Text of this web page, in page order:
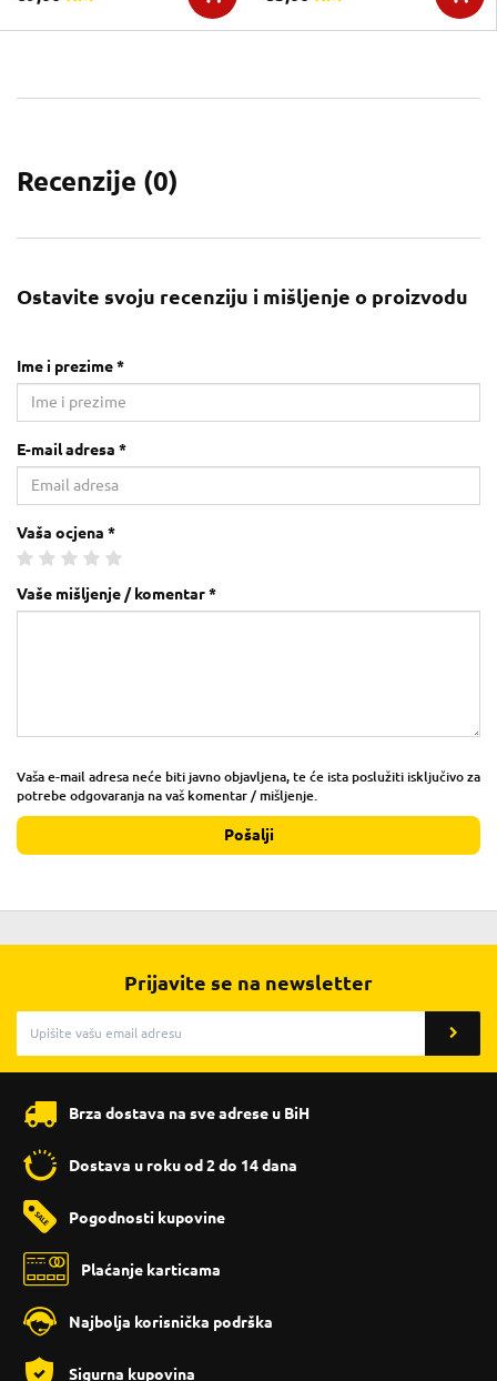
Recenzije (0)
Ostavite svoju recenziju i mišljenje o proizvodu
Ime i prezime *
E-mail adresa *
Vaša ocjena *
Vaše mišljenje / komentar *
Vaša e-mail adresa neće biti javno objavljena, te će ista poslužiti isključivo za
potrebe odgovaranja na vaš komentar / mišljenje.
Pošalji
Prijavite se na newsletter
Brza dostava na sve adrese u BiH
Dostava u roku od 2 do 14 dana
Pogodnosti kupovine
Plaćanje karticama
Najbolja korisnička podrška
Sigurna kupovina